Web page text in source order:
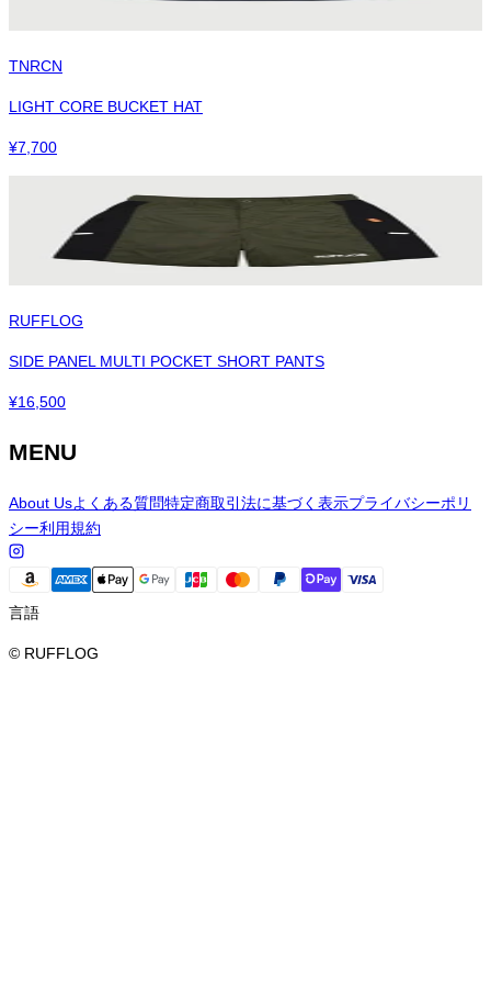
TNRCN
LIGHT CORE BUCKET HAT
¥7,700
RUFFLOG
SIDE PANEL MULTI POCKET SHORT PANTS
¥16,500
MENU
About Usよくある質問特定商取引法に基づく表示プライバシーポリ
シー利用規約
言語
© RUFFLOG